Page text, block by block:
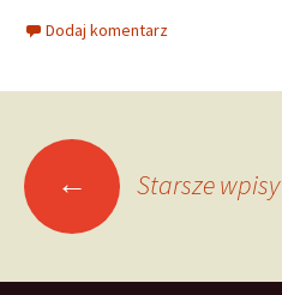
Dodaj komentarz
Nawigacja
po
← Starsze wpisy